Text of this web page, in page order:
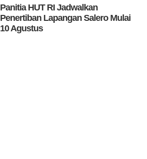
Panitia HUT RI Jadwalkan
Penertiban Lapangan Salero Mulai
10 Agustus